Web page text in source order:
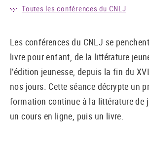
Toutes les conférences du CNLJ
Les conférences du CNLJ se
livre pour enfant, de la littérature
l’édition jeunesse, depuis la fin du
nos jours. Cette séance décrypte un
formation continue à la littérature de
un cours en ligne, puis un livre.